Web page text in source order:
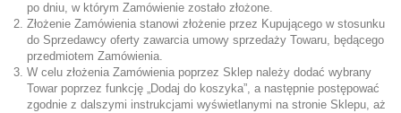
po dniu, w którym Zamówienie zostało złożone.
Złożenie Zamówienia stanowi złożenie przez Kupującego w stosunku
do Sprzedawcy oferty zawarcia umowy sprzedaży Towaru, będącego
przedmiotem Zamówienia.
W celu złożenia Zamówienia poprzez Sklep należy dodać wybrany
Towar poprzez funkcję „Dodaj do koszyka”, a następnie postępować
zgodnie z dalszymi instrukcjami wyświetlanymi na stronie Sklepu, aż